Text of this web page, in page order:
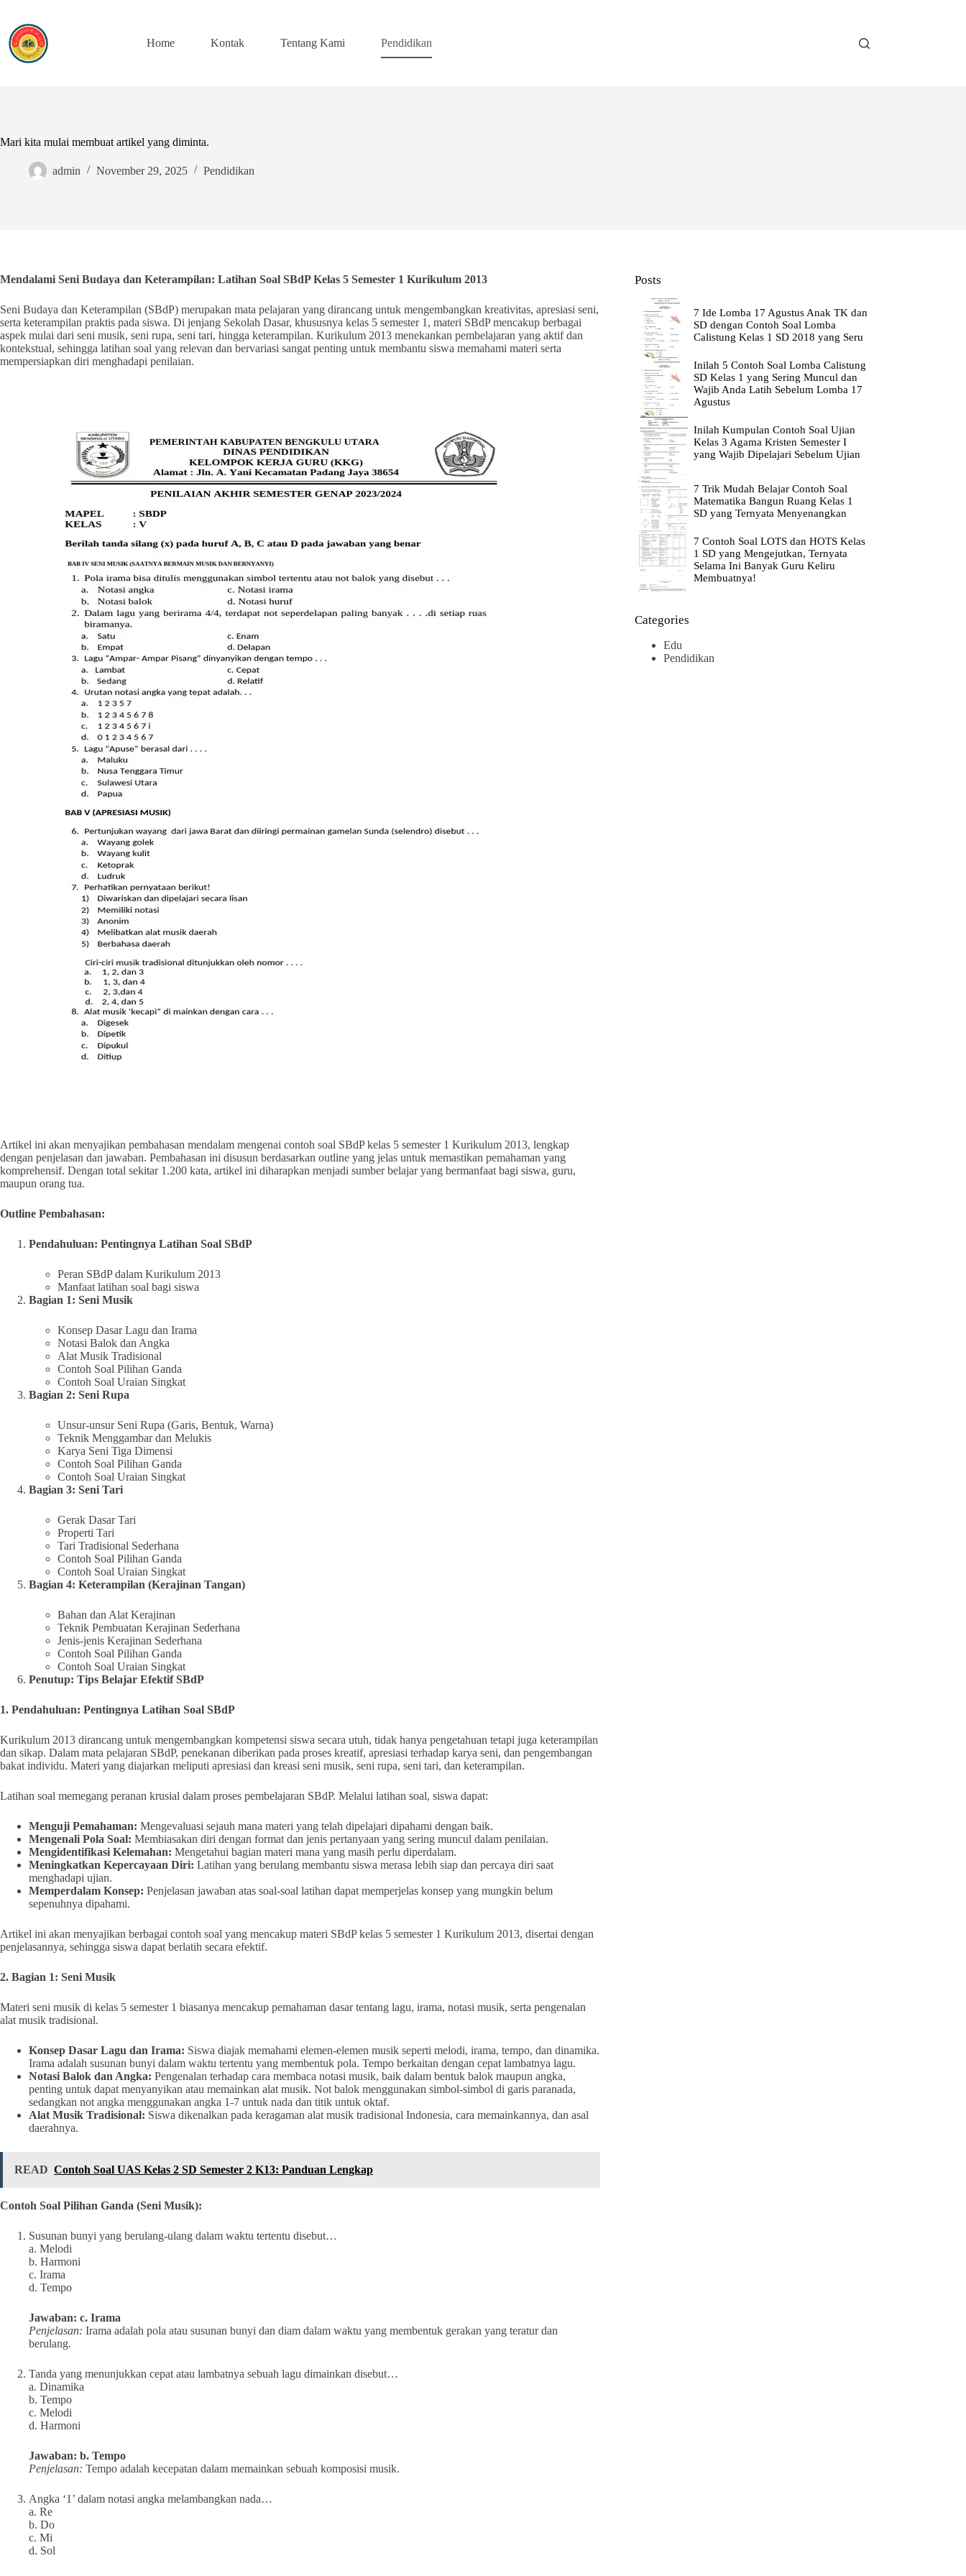
content
Home
Kontak Tentang Kami Pendidikan
Mari kita mulai membuat artikel yang diminta.
admin November 29, 2025 Pendidikan
Mendalami Seni Budaya dan Keterampilan: Latihan Soal SBdP Kelas 5 Semester 1 Kurikulum 2013
Seni Budaya dan Keterampilan (SBdP) merupakan mata pelajaran yang dirancang untuk mengembangkan kreativitas, apresiasi seni,
serta keterampilan praktis pada siswa. Di jenjang Sekolah Dasar, khususnya kelas 5 semester 1, materi SBdP mencakup berbagai
aspek mulai dari seni musik, seni rupa, seni tari, hingga keterampilan. Kurikulum 2013 menekankan pembelajaran yang aktif dan
kontekstual, sehingga latihan soal yang relevan dan bervariasi sangat penting untuk membantu siswa memahami materi serta
mempersiapkan diri menghadapi penilaian.
Artikel ini akan menyajikan pembahasan mendalam mengenai contoh soal SBdP kelas 5 semester 1 Kurikulum 2013, lengkap
dengan penjelasan dan jawaban. Pembahasan ini disusun berdasarkan outline yang jelas untuk memastikan pemahaman yang
komprehensif. Dengan total sekitar 1.200 kata, artikel ini diharapkan menjadi sumber belajar yang bermanfaat bagi siswa, guru,
maupun orang tua.
Outline Pembahasan:
Pendahuluan: Pentingnya Latihan Soal SBdP
Peran SBdP dalam Kurikulum 2013
Manfaat latihan soal bagi siswa
Bagian 1: Seni Musik
Konsep Dasar Lagu dan Irama
Notasi Balok dan Angka
Alat Musik Tradisional
Contoh Soal Pilihan Ganda
Contoh Soal Uraian Singkat
Bagian 2: Seni Rupa
Unsur-unsur Seni Rupa (Garis, Bentuk, Warna)
Teknik Menggambar dan Melukis
Karya Seni Tiga Dimensi
Contoh Soal Pilihan Ganda
Contoh Soal Uraian Singkat
Bagian 3: Seni Tari
Gerak Dasar Tari
Properti Tari
Tari Tradisional Sederhana
Contoh Soal Pilihan Ganda
Contoh Soal Uraian Singkat
Bagian 4: Keterampilan (Kerajinan Tangan)
Bahan dan Alat Kerajinan
Teknik Pembuatan Kerajinan Sederhana
Jenis-jenis Kerajinan Sederhana
Contoh Soal Pilihan Ganda
Contoh Soal Uraian Singkat
Penutup: Tips Belajar Efektif SBdP
1. Pendahuluan: Pentingnya Latihan Soal SBdP
Kurikulum 2013 dirancang untuk mengembangkan kompetensi siswa secara utuh, tidak hanya pengetahuan tetapi juga keterampilan
dan sikap. Dalam mata pelajaran SBdP, penekanan diberikan pada proses kreatif, apresiasi terhadap karya seni, dan pengembangan
bakat individu. Materi yang diajarkan meliputi apresiasi dan kreasi seni musik, seni rupa, seni tari, dan keterampilan.
Latihan soal memegang peranan krusial dalam proses pembelajaran SBdP. Melalui latihan soal, siswa dapat:
Menguji Pemahaman: Mengevaluasi sejauh mana materi yang telah dipelajari dipahami dengan baik.
Mengenali Pola Soal: Membiasakan diri dengan format dan jenis pertanyaan yang sering muncul dalam penilaian.
Mengidentifikasi Kelemahan: Mengetahui bagian materi mana yang masih perlu diperdalam.
Meningkatkan Kepercayaan Diri: Latihan yang berulang membantu siswa merasa lebih siap dan percaya diri saat
menghadapi ujian.
Memperdalam Konsep: Penjelasan jawaban atas soal-soal latihan dapat memperjelas konsep yang mungkin belum
sepenuhnya dipahami.
Artikel ini akan menyajikan berbagai contoh soal yang mencakup materi SBdP kelas 5 semester 1 Kurikulum 2013, disertai dengan
penjelasannya, sehingga siswa dapat berlatih secara efektif.
2. Bagian 1: Seni Musik
Materi seni musik di kelas 5 semester 1 biasanya mencakup pemahaman dasar tentang lagu, irama, notasi musik, serta pengenalan
alat musik tradisional.
Konsep Dasar Lagu dan Irama: Siswa diajak memahami elemen-elemen musik seperti melodi, irama, tempo, dan dinamika.
Irama adalah susunan bunyi dalam waktu tertentu yang membentuk pola. Tempo berkaitan dengan cepat lambatnya lagu.
Notasi Balok dan Angka: Pengenalan terhadap cara membaca notasi musik, baik dalam bentuk balok maupun angka,
penting untuk dapat menyanyikan atau memainkan alat musik. Not balok menggunakan simbol-simbol di garis paranada,
sedangkan not angka menggunakan angka 1-7 untuk nada dan titik untuk oktaf.
Alat Musik Tradisional: Siswa dikenalkan pada keragaman alat musik tradisional Indonesia, cara memainkannya, dan asal
daerahnya.
READ Contoh Soal UAS Kelas 2 SD Semester 2 K13: Panduan Lengkap
Contoh Soal Pilihan Ganda (Seni Musik):
Susunan bunyi yang berulang-ulang dalam waktu tertentu disebut…
a. Melodi
b. Harmoni
c. Irama
d. Tempo
Jawaban: c. Irama
Penjelasan: Irama adalah pola atau susunan bunyi dan diam dalam waktu yang membentuk gerakan yang teratur dan
berulang.
Tanda yang menunjukkan cepat atau lambatnya sebuah lagu dimainkan disebut…
a. Dinamika
b. Tempo
c. Melodi
d. Harmoni
Jawaban: b. Tempo
Penjelasan: Tempo adalah kecepatan dalam memainkan sebuah komposisi musik.
Angka ‘1’ dalam notasi angka melambangkan nada…
a. Re
b. Do
c. Mi
d. Sol
Posts
7 Ide Lomba 17 Agustus Anak TK dan
SD dengan Contoh Soal Lomba
Calistung Kelas 1 SD 2018 yang Seru
Inilah 5 Contoh Soal Lomba Calistung
SD Kelas 1 yang Sering Muncul dan
Wajib Anda Latih Sebelum Lomba 17
Agustus
Inilah Kumpulan Contoh Soal Ujian
Kelas 3 Agama Kristen Semester I
yang Wajib Dipelajari Sebelum Ujian
7 Trik Mudah Belajar Contoh Soal
Matematika Bangun Ruang Kelas 1
SD yang Ternyata Menyenangkan
7 Contoh Soal LOTS dan HOTS Kelas
1 SD yang Mengejutkan, Ternyata
Selama Ini Banyak Guru Keliru
Membuatnya!
Categories
Edu
Pendidikan